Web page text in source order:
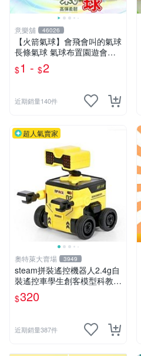
意樂舖 46026
【火箭氣球】會飛會叫的氣球
長條氣球 氣球布置園遊會氣
球 生日派對氣球 彩色氣球☆
意樂鋪☆
$1 - $2
近期銷量140件
超人氣賣家
奧特萊大賣場 3949
steam拼裝遙控機器人2.4g自
裝遙控車學生創客模型科教玩
具 推薦推薦締造W
$320
近期銷量387件